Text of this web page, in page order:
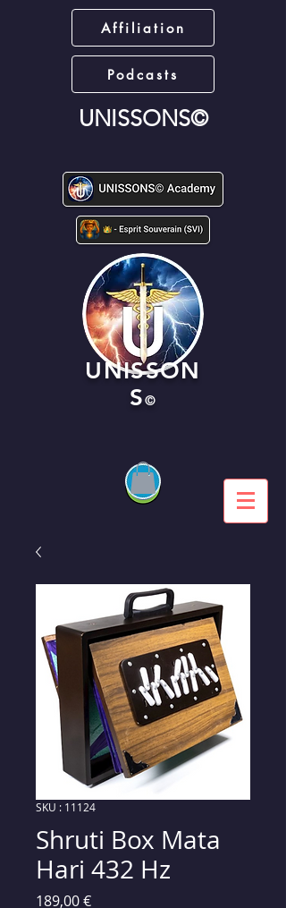
Affiliation
Podcasts
UNISSONS©
UNISSON
S©
SKU : 11124
Shruti Box Mata
Hari 432 Hz
189,00 €Prix